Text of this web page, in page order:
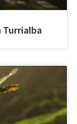
Turrialba